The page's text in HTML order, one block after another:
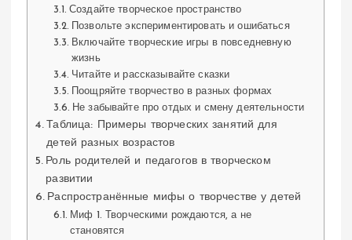
Создайте творческое пространство
Позвольте экспериментировать и ошибаться
Включайте творческие игры в повседневную
жизнь
Читайте и рассказывайте сказки
Поощряйте творчество в разных формах
Не забывайте про отдых и смену деятельности
Таблица: Примеры творческих занятий для
детей разных возрастов
Роль родителей и педагогов в творческом
развитии
Распространённые мифы о творчестве у детей
Миф 1. Творческими рождаются, а не
становятся